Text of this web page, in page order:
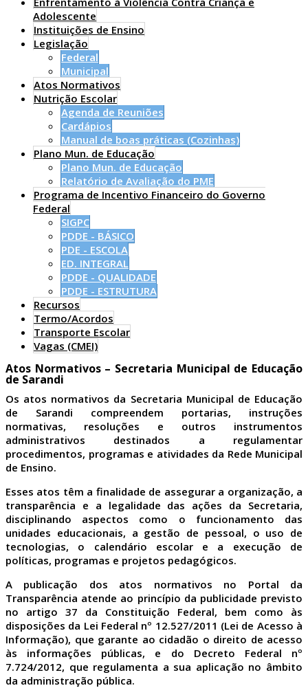
Adolescente
Instituições de Ensino
Legislação
Federal
Municipal
Atos Normativos
Nutrição Escolar
Agenda de Reuniões
Cardápios
Manual de boas práticas (Cozinhas)
Plano Mun. de Educação
Plano Mun. de Educação
Relatório de Avaliação do PME
Programa de Incentivo Financeiro do Governo
Federal
SIGPC
PDDE - BÁSICO
PDE - ESCOLA
ED. INTEGRAL
PDDE - QUALIDADE
PDDE - ESTRUTURA
Recursos
Termo/Acordos
Transporte Escolar
Vagas (CMEI)
Atos Normativos – Secretaria Municipal de Educação
de Sarandi
Os atos normativos da Secretaria Municipal de Educação
de Sarandi compreendem portarias, instruções
normativas, resoluções e outros instrumentos
administrativos destinados a regulamentar
procedimentos, programas e atividades da Rede Municipal
de Ensino.
Esses atos têm a finalidade de assegurar a organização, a
transparência e a legalidade das ações da Secretaria,
disciplinando aspectos como o funcionamento das
unidades educacionais, a gestão de pessoal, o uso de
tecnologias, o calendário escolar e a execução de
políticas, programas e projetos pedagógicos.
A publicação dos atos normativos no Portal da
Transparência atende ao princípio da publicidade previsto
no artigo 37 da Constituição Federal, bem como às
disposições da Lei Federal nº 12.527/2011 (Lei de Acesso à
Informação), que garante ao cidadão o direito de acesso
às informações públicas, e do Decreto Federal nº
7.724/2012, que regulamenta a sua aplicação no âmbito
da administração pública.